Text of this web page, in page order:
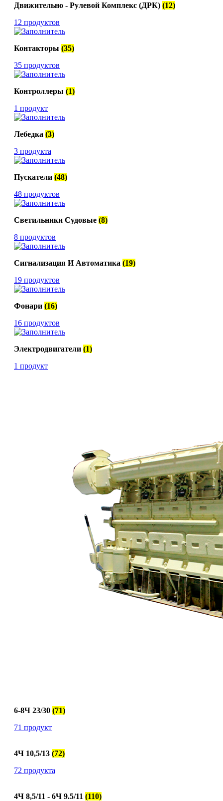
Движительно - Рулевой Комплекс (ДРК) (12)
12 продуктов
Контакторы (35)
35 продуктов
Контроллеры (1)
1 продукт
Лебедка (3)
3 продукта
Пускатели (48)
48 продуктов
Светильники Судовые (8)
8 продуктов
Сигнализация И Автоматика (19)
19 продуктов
Фонари (16)
16 продуктов
Электродвигатели (1)
1 продукт
6-8Ч 23/30 (71)
71 продукт
4Ч 10,5/13 (72)
72 продукта
4Ч 8,5/11 - 6Ч 9.5/11 (110)